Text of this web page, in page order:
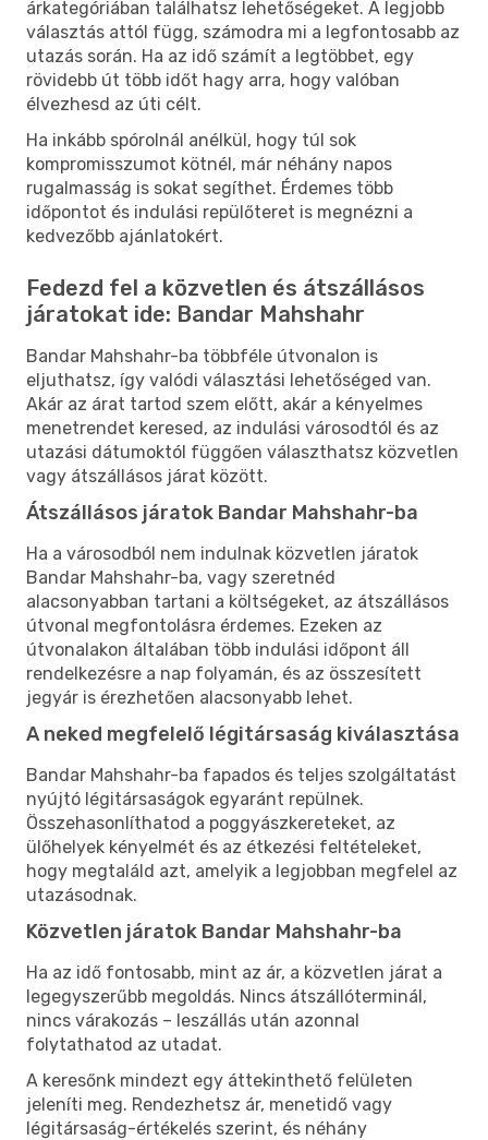
árkategóriában találhatsz lehetőségeket. A legjobb
választás attól függ, számodra mi a legfontosabb az
utazás során. Ha az idő számít a legtöbbet, egy
rövidebb út több időt hagy arra, hogy valóban
élvezhesd az úti célt.
Ha inkább spórolnál anélkül, hogy túl sok
kompromisszumot kötnél, már néhány napos
rugalmasság is sokat segíthet. Érdemes több
időpontot és indulási repülőteret is megnézni a
kedvezőbb ajánlatokért.
Fedezd fel a közvetlen és átszállásos
járatokat ide: Bandar Mahshahr
Bandar Mahshahr-ba többféle útvonalon is
eljuthatsz, így valódi választási lehetőséged van.
Akár az árat tartod szem előtt, akár a kényelmes
menetrendet keresed, az indulási városodtól és az
utazási dátumoktól függően választhatsz közvetlen
vagy átszállásos járat között.
Átszállásos járatok Bandar Mahshahr-ba
Ha a városodból nem indulnak közvetlen járatok
Bandar Mahshahr-ba, vagy szeretnéd
alacsonyabban tartani a költségeket, az átszállásos
útvonal megfontolásra érdemes. Ezeken az
útvonalakon általában több indulási időpont áll
rendelkezésre a nap folyamán, és az összesített
jegyár is érezhetően alacsonyabb lehet.
A neked megfelelő légitársaság kiválasztása
Bandar Mahshahr-ba fapados és teljes szolgáltatást
nyújtó légitársaságok egyaránt repülnek.
Összehasonlíthatod a poggyászkereteket, az
ülőhelyek kényelmét és az étkezési feltételeket,
hogy megtaláld azt, amelyik a legjobban megfelel az
utazásodnak.
Közvetlen járatok Bandar Mahshahr-ba
Ha az idő fontosabb, mint az ár, a közvetlen járat a
legegyszerűbb megoldás. Nincs átszállóterminál,
nincs várakozás – leszállás után azonnal
folytathatod az utadat.
A keresőnk mindezt egy áttekinthető felületen
jeleníti meg. Rendezhetsz ár, menetidő vagy
légitársaság-értékelés szerint, és néhány